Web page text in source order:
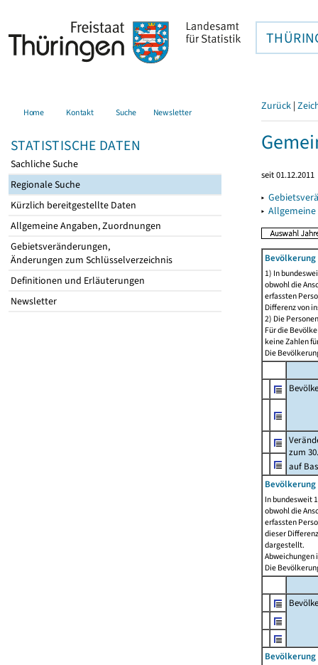
Home Kontakt Suche Newsletter
STATISTISCHE DATEN
Sachliche Suche
Regionale Suche
Kürzlich bereitgestellte Daten
Allgemeine Angaben, Zuordnungen
Gebietsveränderungen,
Änderungen zum Schlüsselverzeichnis
Definitionen und Erläuterungen
Newsletter
Zurück |
seit 01.12.2011
▸
▸
1) In
obwohl die
erfassten
Differenz von
2) Die
Für die
keine Zahlen
Die
zum
auf
Bevölkerung
In bundesweit
obwohl die
erfassten
dieser
dargestellt.
Abweichungen
Die